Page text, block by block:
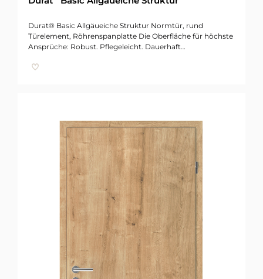
Durat® Basic Allgäueiche Struktur Normtür, rund
Türelement, Röhrenspanplatte Die Oberfläche für höchste
Ansprüche: Robust. Pflegeleicht. Dauerhaft…